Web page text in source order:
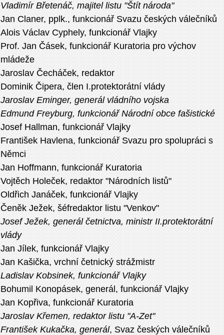
Vladimír Břetenáč, majitel listu "Štít národa"
Jan Claner, pplk., funkcionář Svazu českých válečníků
Alois Václav Cyphely, funkcionář Vlajky
Prof. Jan Čásek, funkcionář Kuratoria pro výchov
mládeže
Jaroslav Čecháček, redaktor
Dominik Čipera, člen I.protektorátní vlády
Jaroslav Eminger, generál vládního vojska
Edmund Freyburg, funkcionář Národní obce fašistické
Josef Hallman, funkcionář Vlajky
František Havlena, funkcionář Svazu pro spolupráci s
Němci
Jan Hoffmann, funkcionář Kuratoria
Vojtěch Holeček, redaktor "Národních listů"
Oldřich Janáček, funkcionář Vlajky
Čeněk Ježek, šéfredaktor listu "Venkov"
Josef Ježek, generál četnictva, ministr II.protektorátní
vlády
Jan Jílek, funkcionář Vlajky
Jan Kašička, vrchní četnický strážmistr
Ladislav Kobsinek, funkcionář Vlajky
Bohumil Konopásek, generál, funkcionář Vlajky
Jan Kopřiva, funkcionář Kuratoria
Jaroslav Křemen, redaktor listu "A-Zet"
František Kukačka, generál, Svaz českých válečníků